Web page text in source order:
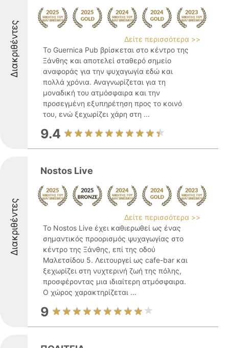
Διακριθέντες
Δείτε περισσότερα >>
Το Guernica Pub βρίσκεται στο κέντρο της
Ξάνθης και αποτελεί σταθερό σημείο
αναφοράς για την ψυχαγωγία εδώ και
πολλά χρόνια. Αναγνωρίζεται για τη
μοναδική του ατμόσφαιρα και την
προσεγμένη εξυπηρέτηση προς το κοινό
του, ενώ ξεχωρίζει χάρη στη ...
9.4
Διακριθέντες
Nostos Live
Δείτε περισσότερα >>
Το Nostos Live έχει καθιερωθεί ως ένας
σημαντικός προορισμός ψυχαγωγίας στο
κέντρο της Ξάνθης, επί της οδού
Μαλετσίδου 5. Λειτουργεί ως cafe-bar και
ξεχωρίζει στη νυχτερινή ζωή της πόλης,
προσφέροντας μια ιδιαίτερη ατμόσφαιρα.
Ο χώρος χαρακτηρίζεται ...
9